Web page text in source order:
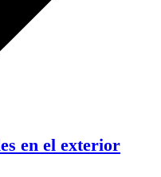
en el exterior